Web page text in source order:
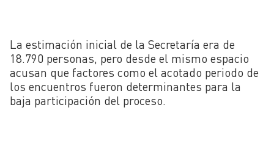
La estimación inicial de la Secretaría era de
18.790 personas, pero desde el mismo espacio
acusan que factores como el acotado periodo de
los encuentros fueron determinantes para la
baja participación del proceso.